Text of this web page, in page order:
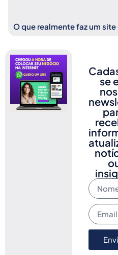
O que realmente faz um
se